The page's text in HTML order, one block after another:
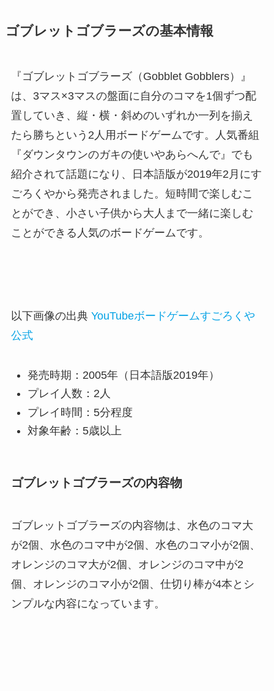
ゴブレットゴブラーズの基本情報
『ゴブレットゴブラーズ（Gobblet Gobblers）』
は、3マス×3マスの盤面に自分のコマを1個ずつ配
置していき、縦・横・斜めのいずれか一列を揃え
たら勝ちという2人用ボードゲームです。人気番組
『ダウンタウンのガキの使いやあらへんで』でも
紹介されて話題になり、日本語版が2019年2月にす
ごろくやから発売されました。短時間で楽しむこ
とができ、小さい子供から大人まで一緒に楽しむ
ことができる人気のボードゲームです。
以下画像の出典 YouTubeボードゲームすごろくや
公式
発売時期：2005年（日本語版2019年）
プレイ人数：2人
プレイ時間：5分程度
対象年齢：5歳以上
ゴブレットゴブラーズの内容物
ゴブレットゴブラーズの内容物は、水色のコマ大
が2個、水色のコマ中が2個、水色のコマ小が2個、
オレンジのコマ大が2個、オレンジのコマ中が2
個、オレンジのコマ小が2個、仕切り棒が4本とシ
ンプルな内容になっています。